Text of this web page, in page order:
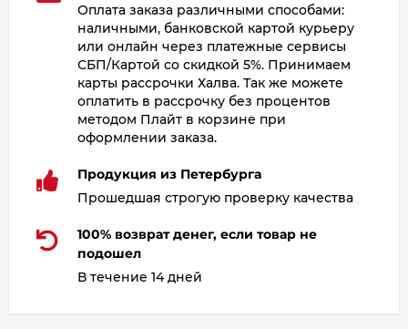
Оплата заказа различными способами:
наличными, банковской картой курьеру
или онлайн через платежные сервисы
СБП/Картой со скидкой 5%. Принимаем
карты рассрочки Халва. Так же можете
оплатить в рассрочку без процентов
методом Плайт в корзине при
оформлении заказа.
Продукция из Петербурга
Прошедшая строгую проверку качества
100% возврат денег, если товар не
подошел
В течение 14 дней